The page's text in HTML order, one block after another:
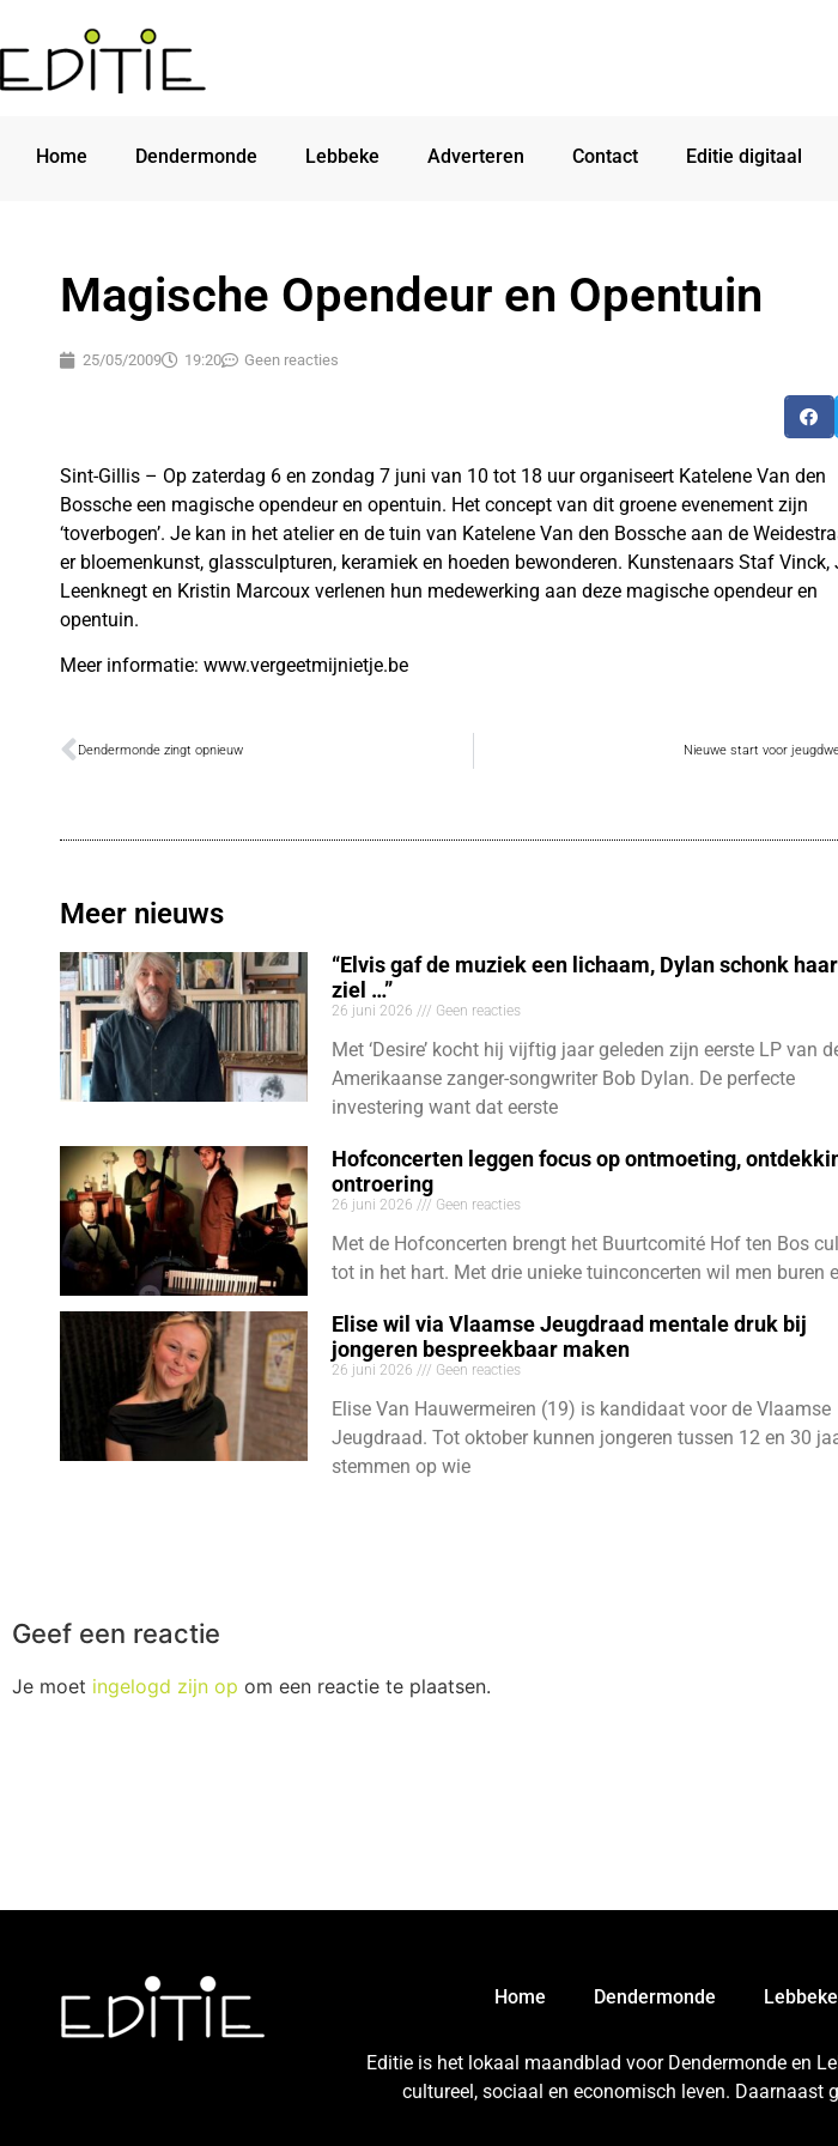
Home Dendermonde Lebbeke Adverteren Contact Editie digitaal
Magische Opendeur en Opentuin
25/05/2009 19:20 Geen reacties
Sint-Gillis – Op zaterdag 6 en zondag 7 juni van 10 tot 18 uur organiseert Katelene Van den
Bossche een magische opendeur en opentuin. Het concept van dit groene evenement zijn
‘toverbogen’. Je kan in het atelier en de tuin van Katelene Van den Bossche aan de
er bloemenkunst, glassculpturen, keramiek en hoeden bewonderen. Kunstenaars Staf Vinck,
Leenknegt en Kristin Marcoux verlenen hun medewerking aan deze magische opendeur en
opentuin.
Meer informatie: www.vergeetmijnietje.be
Dendermonde zingt opnieuw Nieuwe start voor
Meer nieuws
“Elvis gaf de muziek een lichaam, Dylan schonk
ziel …”
26 juni 2026 Geen reacties
Met ‘Desire’ kocht hij vijftig jaar geleden zijn eerste LP van
Amerikaanse zanger-songwriter Bob Dylan. De perfecte
investering want dat eerste
Hofconcerten leggen focus op ontmoeting,
ontroering
26 juni 2026 Geen reacties
Met de Hofconcerten brengt het Buurtcomité Hof ten Bos
tot in het hart. Met drie unieke tuinconcerten wil men buren
Elise wil via Vlaamse Jeugdraad mentale druk bij
jongeren bespreekbaar maken
26 juni 2026 Geen reacties
Elise Van Hauwermeiren (19) is kandidaat voor de Vlaamse
Jeugdraad. Tot oktober kunnen jongeren tussen 12 en 30
stemmen op wie
Geef een reactie
Je moet ingelogd zijn op om een reactie te plaatsen.
Home Dendermonde Lebbeke
Editie is het lokaal maandblad voor Dendermonde en
cultureel, sociaal en economisch leven. Daarnaast